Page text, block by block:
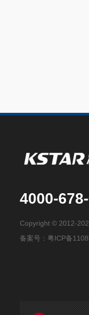
4000-
Copyright © 2012-
备案号： 粤ICP备